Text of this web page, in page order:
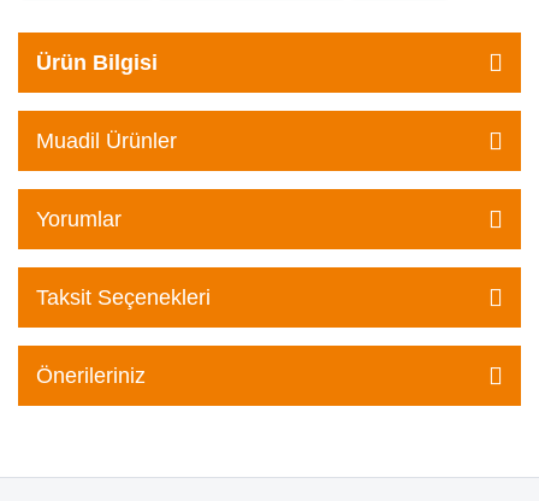
Ürün Bilgisi
Muadil Ürünler
Yorumlar
Taksit Seçenekleri
Önerileriniz